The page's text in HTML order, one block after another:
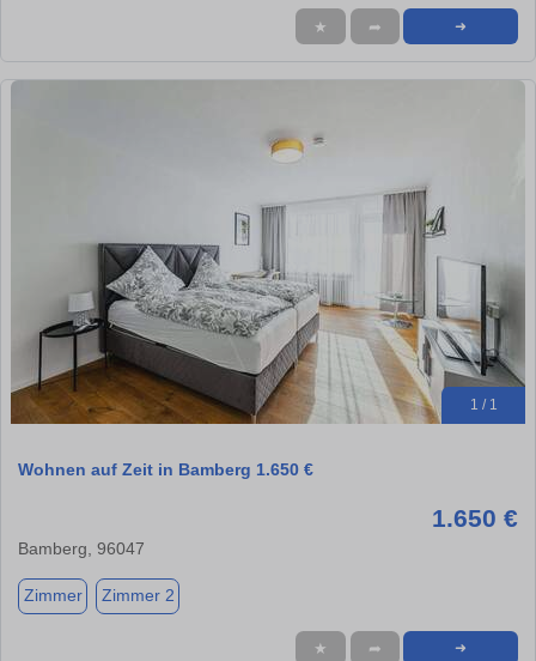
★ ➦ ➜
1 / 1
Wohnen auf Zeit in Bamberg 1.650 €
1.650 €
Bamberg, 96047
Zimmer Zimmer 2
★ ➦ ➜